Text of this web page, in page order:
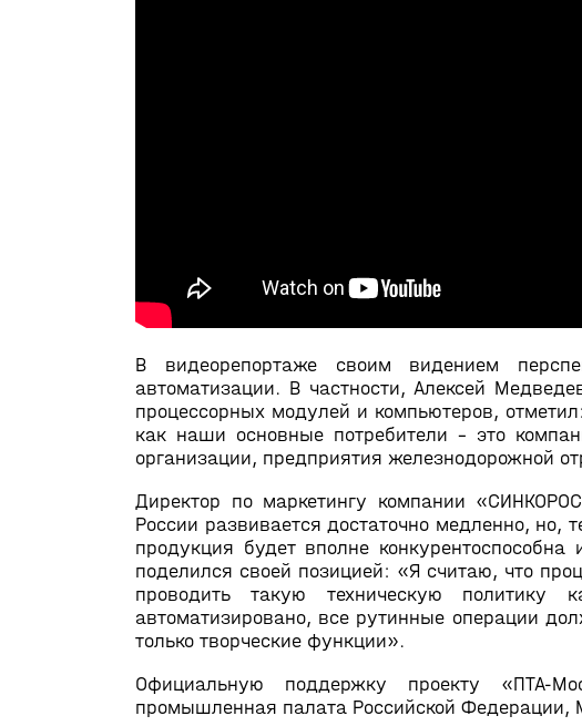
В видеорепортаже своим видением
автоматизации. В частности, Алексей
процессорных модулей и компьютеров,
как наши основные потребители – это
организации, предприятия железнодорожной
Директор по маркетингу компании
России развивается достаточно медленно, но,
продукция будет вполне
поделился своей позицией: «Я считаю, что
проводить такую техническую политику
автоматизировано, все рутинные операции
только творческие функции».
Официальную поддержку проекту «ПТА-
промышленная палата Российской